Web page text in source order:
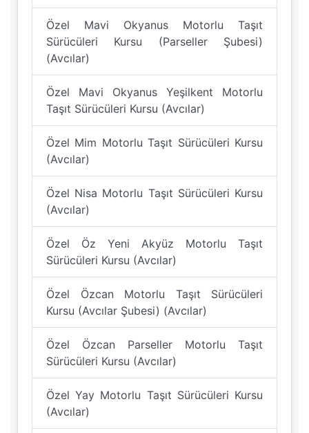
Özel Mavi Okyanus Motorlu Taşıt
Sürücüleri Kursu (Parseller Şubesi)
(Avcılar)
Özel Mavi Okyanus Yeşilkent Motorlu
Taşıt Sürücüleri Kursu (Avcılar)
Özel Mim Motorlu Taşıt Sürücüleri Kursu
(Avcılar)
Özel Nisa Motorlu Taşıt Sürücüleri Kursu
(Avcılar)
Özel Öz Yeni Akyüz Motorlu Taşıt
Sürücüleri Kursu (Avcılar)
Özel Özcan Motorlu Taşıt Sürücüleri
Kursu (Avcılar Şubesi) (Avcılar)
Özel Özcan Parseller Motorlu Taşıt
Sürücüleri Kursu (Avcılar)
Özel Yay Motorlu Taşıt Sürücüleri Kursu
(Avcılar)